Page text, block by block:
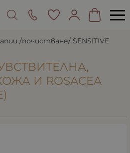
/почистване/ SENSITIVE
И ROSACEA